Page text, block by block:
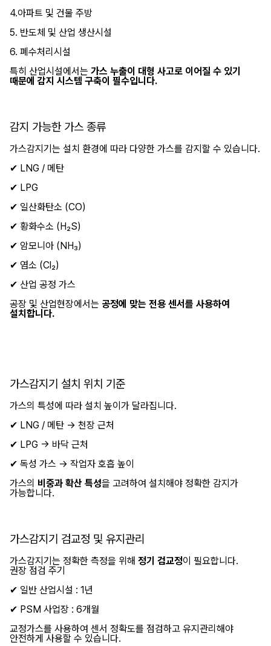
4.아파트 및 건물 주방
5. 반도체 및 산업 생산시설
6. 폐수처리시설
특히 산업시설에서는 가스 누출이 대형 사고로 이어질 수 있기
때문에 감지 시스템 구축이 필수입니다.
감지 가능한 가스 종류
가스감지기는 설치 환경에 따라 다양한 가스를 감지할 수 있습니다.
✔ LNG / 메탄
✔ LPG
✔ 일산화탄소 (CO)
✔ 황화수소 (H₂S)
✔ 암모니아 (NH₃)
✔ 염소 (Cl₂)
✔ 산업 공정 가스
공장 및 산업현장에서는 공정에 맞는 전용 센서를 사용하여
설치합니다.
가스감지기 설치 위치 기준
가스의 특성에 따라 설치 높이가 달라집니다.
✔ LNG / 메탄 → 천장 근처
✔ LPG → 바닥 근처
✔ 독성 가스 → 작업자 호흡 높이
가스의 비중과 확산 특성을 고려하여 설치해야 정확한 감지가
가능합니다.
가스감지기 검교정 및 유지관리
가스감지기는 정확한 측정을 위해 정기 검교정이 필요합니다.
권장 점검 주기
✔ 일반 산업시설 : 1년
✔ PSM 사업장 : 6개월
교정가스를 사용하여 센서 정확도를 점검하고 유지관리해야
안전하게 사용할 수 있습니다.